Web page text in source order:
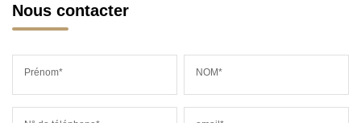
Nous contacter
Prénom* NOM*